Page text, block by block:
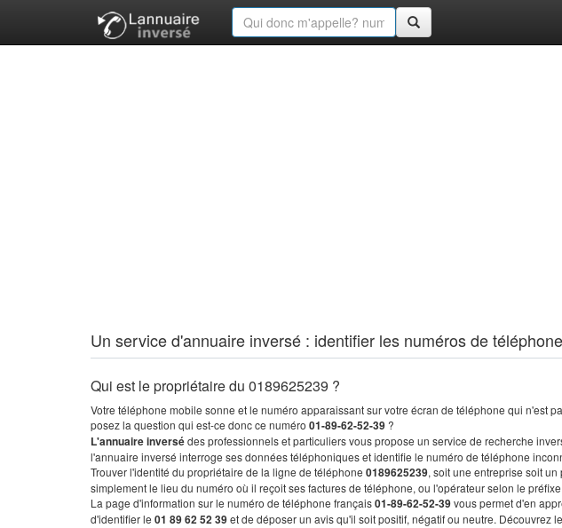
Un service d'annuaire inversé : identifier les numéros de
Qui est le propriétaire du 0189625239 ?
Votre téléphone mobile sonne et le numéro apparaissant sur votre écran de téléphone qui n'est
posez la question qui est-ce donc ce numéro 01-89-62-52-39 ?
L'annuaire inversédes professionnels et particuliers vous propose un service de recherche
l'annuaire inversé interroge ses données téléphoniques et identifie le numéro de téléphone
Trouver l'identité du propriétaire de la ligne de téléphone 0189625239, soit une entreprise soit
simplement le lieu du numéro où il reçoit ses factures de téléphone, ou l'opérateur selon le préfixe.
La page d'information sur le numéro de téléphone français01-89-62-52-39vous permet d'en
d'identifier le 01 89 62 52 39et de déposer un avis qu'il soit positif, négatif ou neutre. Découvrez